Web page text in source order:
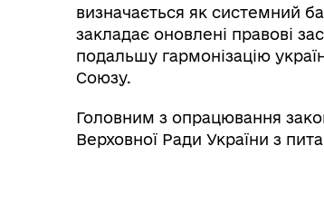
визначається як системний
закладає оновлені правові
подальшу гармонізацію
Союзу.
Головним з опрацювання
Верховної Ради України з